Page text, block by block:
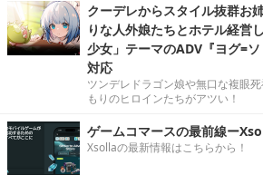
クーデレからスタイル抜群お
りな人外娘たちとホテル経営
少女」テーマのADV『ヨグ=
対応
ツンデレドラゴン娘や無口な複眼
もりのヒロインたちがアツい！
ゲームコマースの最前線ー
Xsollaの最新情報はこちらから！